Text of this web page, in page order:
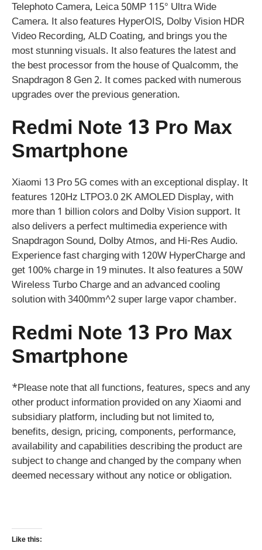
Telephoto Camera, Leica 50MP 115° Ultra Wide
Camera. It also features HyperOIS, Dolby Vision HDR
Video Recording, ALD Coating, and brings you the
most stunning visuals. It also features the latest and
the best processor from the house of Qualcomm, the
Snapdragon 8 Gen 2. It comes packed with numerous
upgrades over the previous generation.
Redmi Note 13 Pro Max
Smartphone
Xiaomi 13 Pro 5G comes with an exceptional display. It
features 120Hz LTPO3.0 2K AMOLED Display, with
more than 1 billion colors and Dolby Vision support. It
also delivers a perfect multimedia experience with
Snapdragon Sound, Dolby Atmos, and Hi-Res Audio.
Experience fast charging with 120W HyperCharge and
get 100% charge in 19 minutes. It also features a 50W
Wireless Turbo Charge and an advanced cooling
solution with 3400mm^2 super large vapor chamber.
Redmi Note 13 Pro Max
Smartphone
*Please note that all functions, features, specs and any
other product information provided on any Xiaomi and
subsidiary platform, including but not limited to,
benefits, design, pricing, components, performance,
availability and capabilities describing the product are
subject to change and changed by the company when
deemed necessary without any notice or obligation.
Like this: